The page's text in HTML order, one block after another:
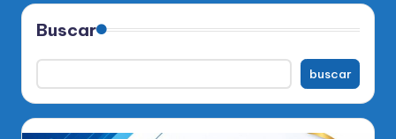
Buscar
buscar